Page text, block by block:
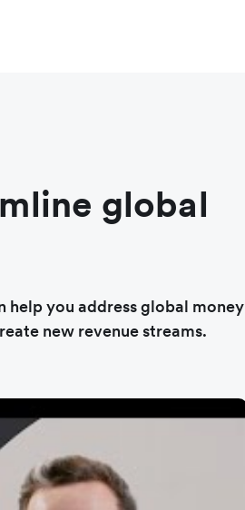
global
you address global money
new revenue streams.